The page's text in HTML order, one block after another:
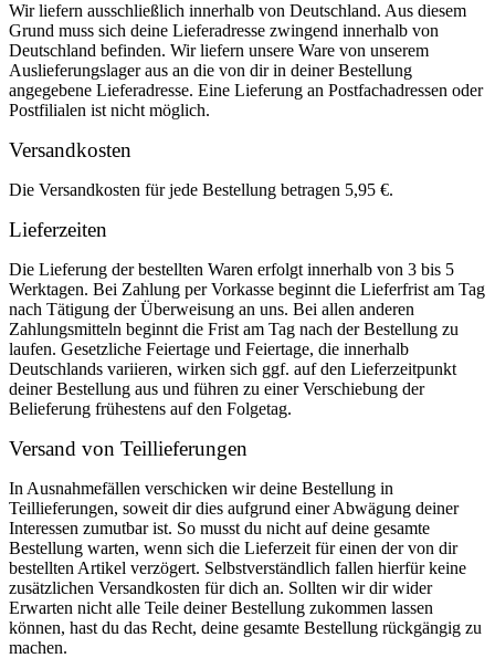
Wir liefern ausschließlich innerhalb von Deutschland. Aus diesem
Grund muss sich deine Lieferadresse zwingend innerhalb von
Deutschland befinden. Wir liefern unsere Ware von unserem
Auslieferungslager aus an die von dir in deiner Bestellung
angegebene Lieferadresse. Eine Lieferung an Postfachadressen oder
Postfilialen ist nicht möglich.
Versandkosten
Die Versandkosten für jede Bestellung betragen 5,95 €.
Lieferzeiten
Die Lieferung der bestellten Waren erfolgt innerhalb von 3 bis 5
Werktagen. Bei Zahlung per Vorkasse beginnt die Lieferfrist am Tag
nach Tätigung der Überweisung an uns. Bei allen anderen
Zahlungsmitteln beginnt die Frist am Tag nach der Bestellung zu
laufen. Gesetzliche Feiertage und Feiertage, die innerhalb
Deutschlands variieren, wirken sich ggf. auf den Lieferzeitpunkt
deiner Bestellung aus und führen zu einer Verschiebung der
Belieferung frühestens auf den Folgetag.
Versand von Teillieferungen
In Ausnahmefällen verschicken wir deine Bestellung in
Teillieferungen, soweit dir dies aufgrund einer Abwägung deiner
Interessen zumutbar ist. So musst du nicht auf deine gesamte
Bestellung warten, wenn sich die Lieferzeit für einen der von dir
bestellten Artikel verzögert. Selbstverständlich fallen hierfür keine
zusätzlichen Versandkosten für dich an. Sollten wir dir wider
Erwarten nicht alle Teile deiner Bestellung zukommen lassen
können, hast du das Recht, deine gesamte Bestellung rückgängig zu
machen.